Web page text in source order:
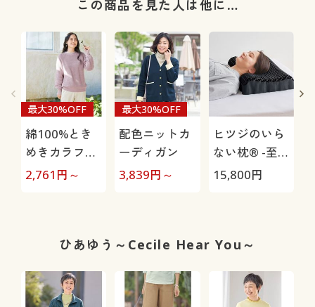
この商品を見た人は他に…
綿100%とき
めきカラフル
ニット
最大30%OFF
2,761 円～
配色ニットカ
ーディガン
最大30%OFF
3,839円～
ヒツジのいら
ない枕® -至
極-
15,800円
ひあゆう～Cecile Hear You～